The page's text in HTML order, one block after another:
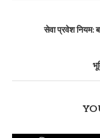
सेवा प्रवेश नियम: